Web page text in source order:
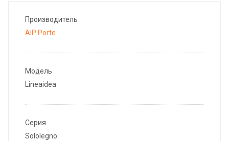
Производитель
AIP Porte
Модель
Lineaidea
Серия
Sololegno